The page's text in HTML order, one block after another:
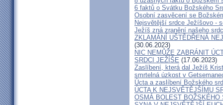
6 faktů o Svátku Božského
Osobní zasvěcení se
Nejsvětější srdce Ježíšovo -
Ježíš zná zranění našeho
ZKLAMÁNÍ UŠTĚDŘENÁ
(30.06.2023)
NIC NEMŮŽE ZABRÁNIT
SRDCI JEŽÍŠE (17.06.2023)
Zaslíbení, která dal Ježíš
smrtelná úzkost v
Úcta a zaslíbení Božského
ÚCTA K NEJSVĚTĚJŠÍMU
OSMÁ BOLEST BOŽSKÉHO